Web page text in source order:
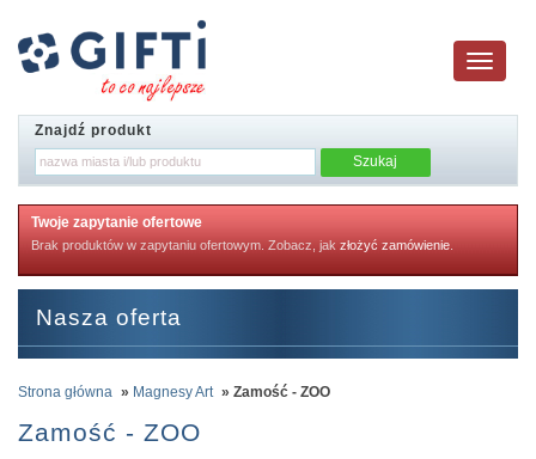
Toggle
navigation
Znajdź produkt
Twoje zapytanie ofertowe
Brak produktów w zapytaniu ofertowym. Zobacz, jak złożyć zamówienie
Nasza oferta
Strona główna » Magnesy Art » Zamość - ZOO
Zamość - ZOO